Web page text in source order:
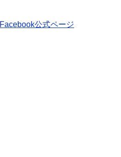
Facebook公式ページ